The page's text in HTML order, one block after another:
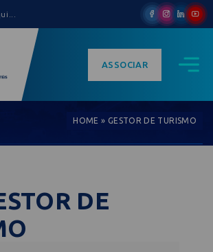
ASSOCIAR
HOME » GESTOR DE TURISMO
DE